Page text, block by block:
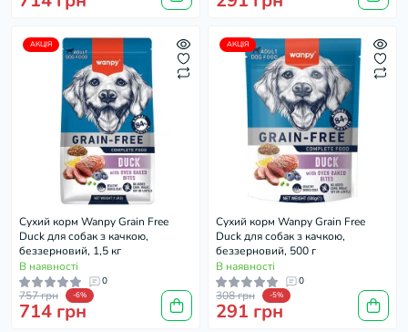
АКЦІЯ
Cухий корм Wanpy Grain Free
Duck для собак з качкою,
беззерновий, 1,5 кг
В наявності
0
757 грн -6%
714 грн
АКЦІЯ
Cухий корм Wanpy Grain Free
Duck для собак з качкою,
беззерновий, 500 г
В наявності
0
308 грн -5%
291 грн